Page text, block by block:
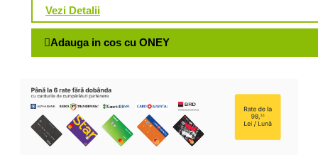
Vezi Detalii
Adauga in cos cu ONEY